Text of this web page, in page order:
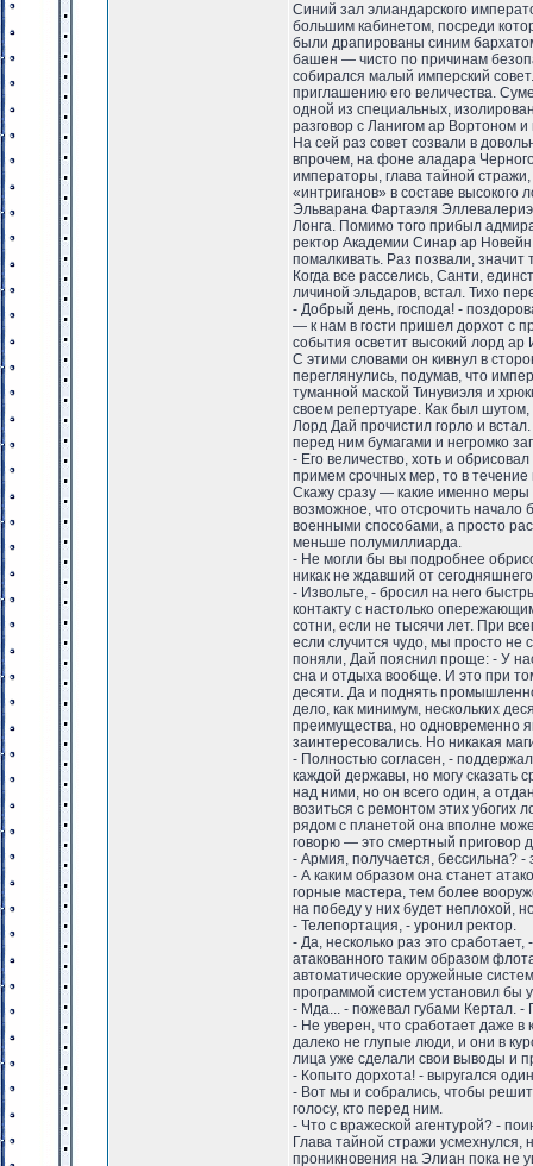
Синий зал элиандарского
большим кабинетом, посреди
были драпированы синим
башен — чисто по причинам
собирался малый имперский
приглашению его величества.
одной из специальных,
разговор с Ланигом ар Вортоном
На сей раз совет созвали в
впрочем, на фоне аладара
императоры, глава тайной
«интриганов» в составе
Эльварана Фартаэля Эллевалериэ
Лонга. Помимо того прибыл
ректор Академии Синар ар
помалкивать. Раз позвали, значит
Когда все расселись, Санти,
личиной эльдаров, встал. Тихо
- Добрый день, господа! -
— к нам в гости пришел дорхот с
события осветит высокий лорд ар
С этими словами он кивнул в
переглянулись, подумав, что
туманной маской Тинувиэля и
своем репертуаре. Как был шутом,
Лорд Дай прочистил горло и
перед ним бумагами и негромко
- Его величество, хоть и
примем срочных мер, то в течение
Скажу сразу — какие именно
возможное, что отсрочить
военными способами, а просто
меньше полумиллиарда.
- Не могли бы вы подробнее
никак не ждавший от
- Извольте, - бросил на него
контакту с настолько
сотни, если не тысячи лет. При
если случится чудо, мы просто не
поняли, Дай пояснил проще: - У
сна и отдыха вообще. И это при
десяти. Да и поднять
дело, как минимум, нескольких
преимущества, но одновременно
заинтересовались. Но никакая
- Полностью согласен, -
каждой державы, но могу сказать
над ними, но он всего один, а
возиться с ремонтом этих убогих
рядом с планетой она вполне
говорю — это смертный приговор
- Армия, получается, бессильна?
- А каким образом она станет
горные мастера, тем более
на победу у них будет неплохой,
- Телепортация, - уронил ректор.
- Да, несколько раз это
атакованного таким образом
автоматические оружейные
программой систем установил бы
- Мда... - пожевал губами Кертал.
- Не уверен, что сработает даже
далеко не глупые люди, и они в
лица уже сделали свои выводы и
- Копыто дорхота! - выругался
- Вот мы и собрались, чтобы
голосу, кто перед ним.
- Что с вражеской агентурой? -
Глава тайной стражи усмехнулся,
проникновения на Элиан пока не